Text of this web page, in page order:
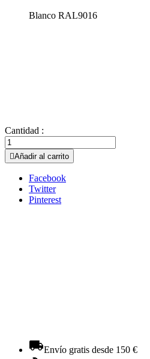
Blanco RAL9016
Cantidad :
Añadir al carrito
Facebook
Twitter
Pinterest
Envío gratis desde 150 €